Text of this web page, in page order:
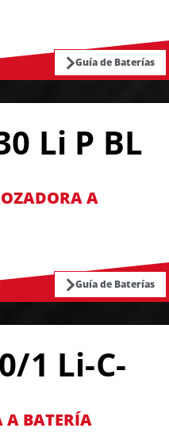
Guía de Baterías
Li P BL
A
Guía de Baterías
1 Li-C-
A BATERÍA